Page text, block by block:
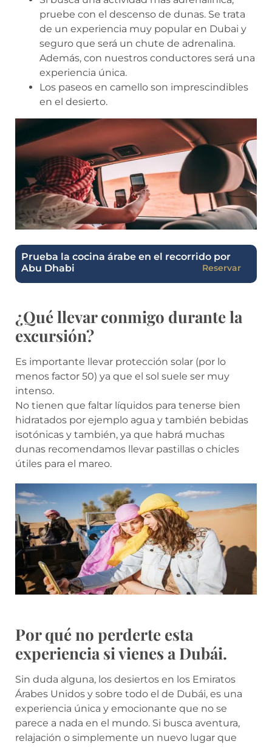
pruebe con el descenso de dunas. Se trata
de un experiencia muy popular en Dubai y
seguro que será un chute de adrenalina.
Además, con nuestros conductores será una
experiencia única.
Los paseos en camello son imprescindibles
en el desierto.
Prueba la cocina árabe en el recorrido por
Abu Dhabi
Reservar
¿Qué llevar conmigo durante la
excursión?
Es importante llevar protección solar (por lo
menos factor 50) ya que el sol suele ser muy
intenso.
No tienen que faltar líquidos para tenerse bien
hidratados por ejemplo agua y también bebidas
isotónicas y también, ya que habrá muchas
dunas recomendamos llevar pastillas o chicles
útiles para el mareo.
Por qué no perderte esta
experiencia si vienes a Dubái.
Sin duda alguna, los desiertos en los Emiratos
Árabes Unidos y sobre todo el de Dubái, es una
experiencia única y emocionante que no se
parece a nada en el mundo. Si busca aventura,
relajación o simplemente un nuevo lugar que